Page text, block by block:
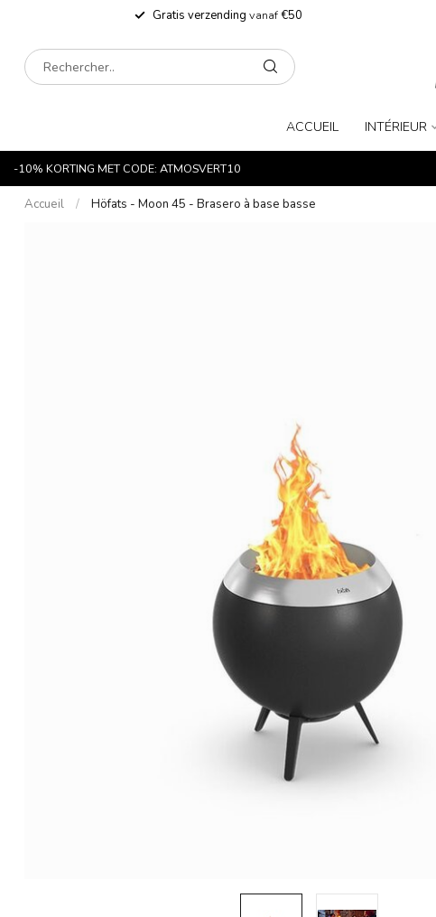
Gratis verzending vanaf€50
ACCUEIL INTÉRIEUR
-10% KORTING MET CODE: ATMOSVERT10
Accueil / Höfats - Moon 45 - Brasero à base basse